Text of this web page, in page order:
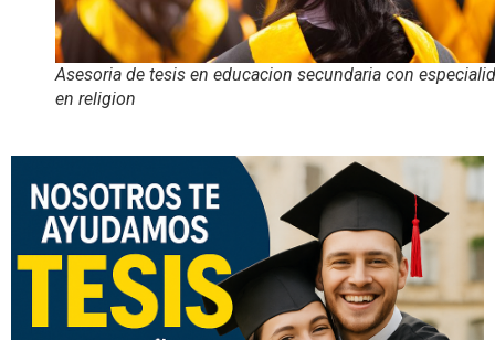
Asesoria de tesis en educacion secundaria con
en religion